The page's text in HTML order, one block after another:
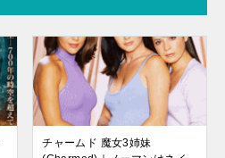
チャームド 魔女3姉妹